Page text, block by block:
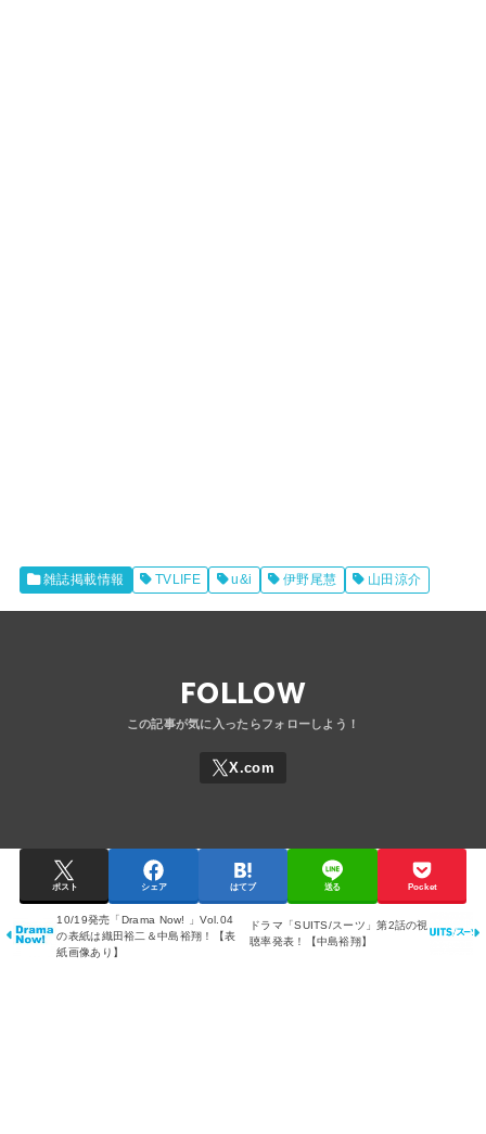
雑誌掲載情報 TVLIFE u&i 伊野尾慧 山田涼介
FOLLOW
ポスト シェア はてブ 送る Pocket
10/19発売「Drama Now! 」Vol.04
の表紙は織田裕二＆中島裕翔！【表
紙画像あり】
ドラマ「SUITS/スーツ」第2話の視
聴率発表！【中島裕翔】